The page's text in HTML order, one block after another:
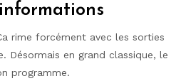
rime forcément avec les sorties
Désormais en grand classique, le
programme.